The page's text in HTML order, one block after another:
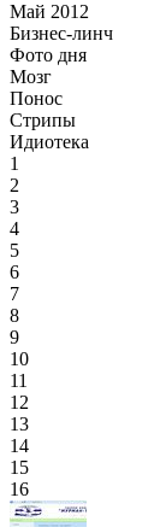
Май 2012
Бизнес-линч
Фото дня
Мозг
Понос
Стрипы
Идиотека
1
2
3
4
5
6
7
8
9
10
11
12
13
14
15
16